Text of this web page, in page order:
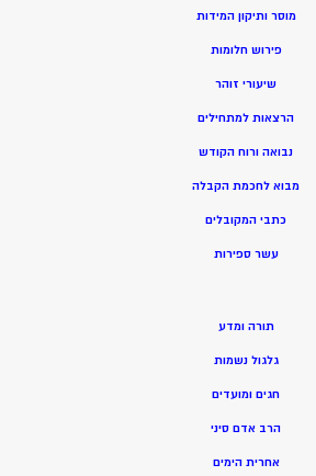
מוסר ותיקון המידות
פירוש חלומות
שיעורי זוהר
הרצאות למתחילים
נבואה ורוח הקודש
מבוא לחכמת הקבלה
כתבי המקובלים
עשר ספירות
תורה ומדע
גלגול נשמות
חגים ומועדים
הרב אדם סיני
אחרית הימים